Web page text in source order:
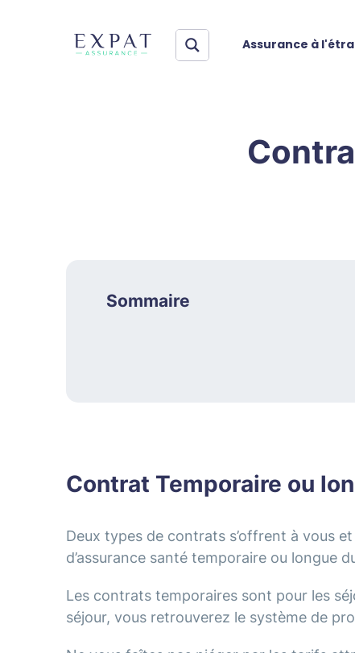
Assurance à
Sommaire
Contrat Temporaire ou
Deux types de contrats s’offrent à vous
d’assurance santé temporaire ou longue
Les contrats temporaires sont pour les
séjour, vous retrouverez le système de